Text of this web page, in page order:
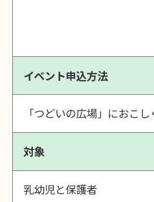
イベント申込方法
「つどいの広場」におこし
対象
乳幼児と保護者